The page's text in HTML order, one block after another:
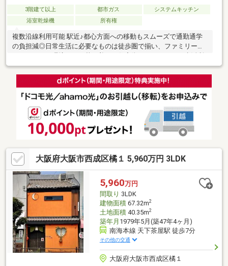
3階建て以上 都市ガス
システムキッチン
浴室乾燥機
所有権
複数沿線利用可能 駅近♪都心方面への移動もスムーズで通勤通学
の負担減◎日常生活に必要なものは徒歩圏で揃い、ファミリーに
便性を確保しやすい立地☆---1階は一部を店舗としてお使い中のお
家 そのまま店舗や事務所としても、リノベで居住スペースを増築
したり車庫を設けたりと自由度の高いつくりです。居住スペース
は生活をイメージしやすい明るく整った室内♪白を基調でより広
れ、子ども部屋や寝室など用途に合わせて使いやすい☆
大阪府大阪市西成区橘１ 5,960万円 3LDK
5,960万円
間取り 3LDK
建物面積67.32m2
土地面積40.35m2
築年月 1979年5月(築47年4ヶ月)
南海本線 天下茶屋駅 徒歩7分
その他の交通
大阪府大阪市西成区橘１